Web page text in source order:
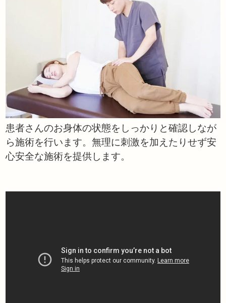
患者さんのお身体の状態をしっかりと確認しなが
ら施術を行います。無理に刺激を加えたりせず安
心安全な施術を提供します。